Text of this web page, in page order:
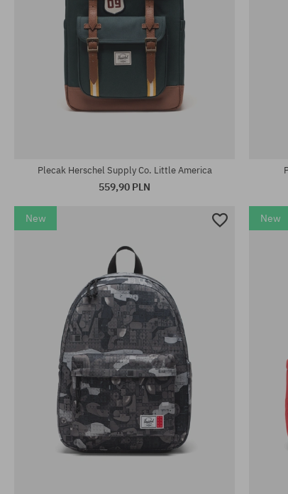
Plecak Herschel Supply Co. Little America
559,90 PLN
New New